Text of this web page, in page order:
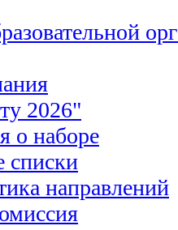
2026"
о наборе
списки
направлений